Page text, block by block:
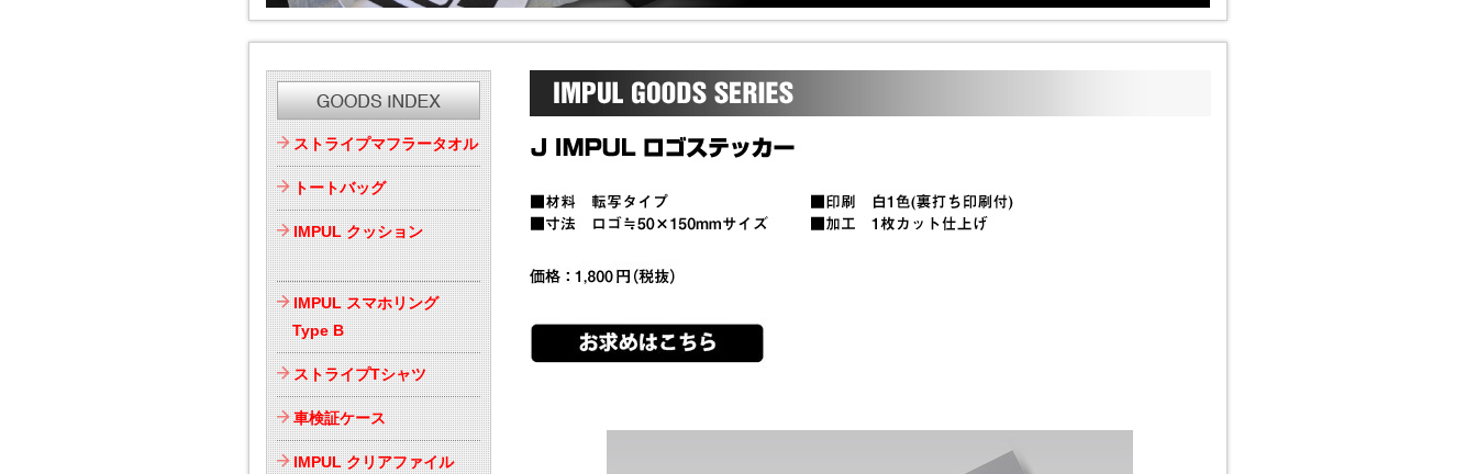
ストライプマフラータオル
トートバッグ
IMPUL クッション
IMPUL スマホリング
Type B
ストライプTシャツ
車検証ケース
IMPUL クリアファイル